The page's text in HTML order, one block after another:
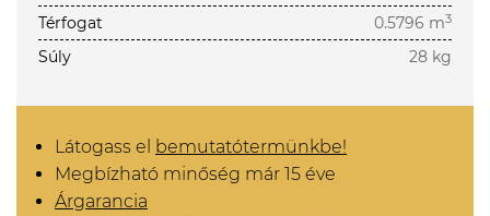
Térfogat
0.5796 m3
Súly 28 kg
Látogass el bemutatótermünkbe!
Megbízható minőség már 15 éve
Árgarancia